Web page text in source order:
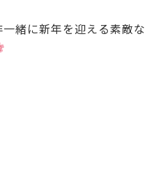
緒に新年を迎える素敵な